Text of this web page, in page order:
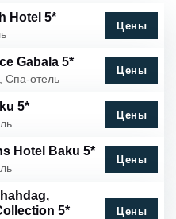
Hotel 5*
Цены
Gabala 5*
Спа-отель
Цены
5*
Цены
Hotel Baku 5*
Цены
5*
Цены